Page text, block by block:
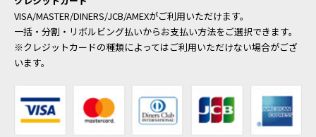
VISA/MASTER/DINERS/JCB/AMEXがご利用いただけます。
一括・分割・リボルビング払いからお支払い方法をご選択できます。
※クレジットカードの種類によってはご利用いただけない場合がござ
います。